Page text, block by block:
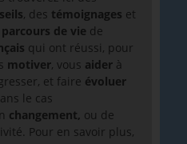
, des témoignages et
parcours de vie de
qui ont réussi, pour
motiver, vous aider à
et faire évoluer
le cas
changement, ou de
Pour en savoir plus,